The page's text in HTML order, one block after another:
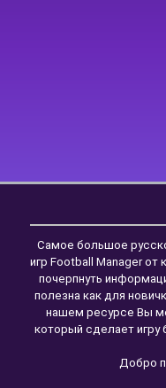
Самое большое
игр Football Manager
почерпнуть
полезна как для
нашем ресурсе Вы
который сделает игру
Добро